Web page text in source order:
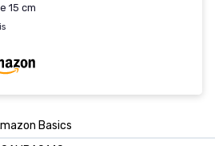
15 cm
Basics